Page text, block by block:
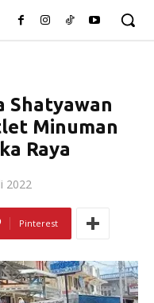
Shatyawan
Minuman
Raya
2022
Pinterest